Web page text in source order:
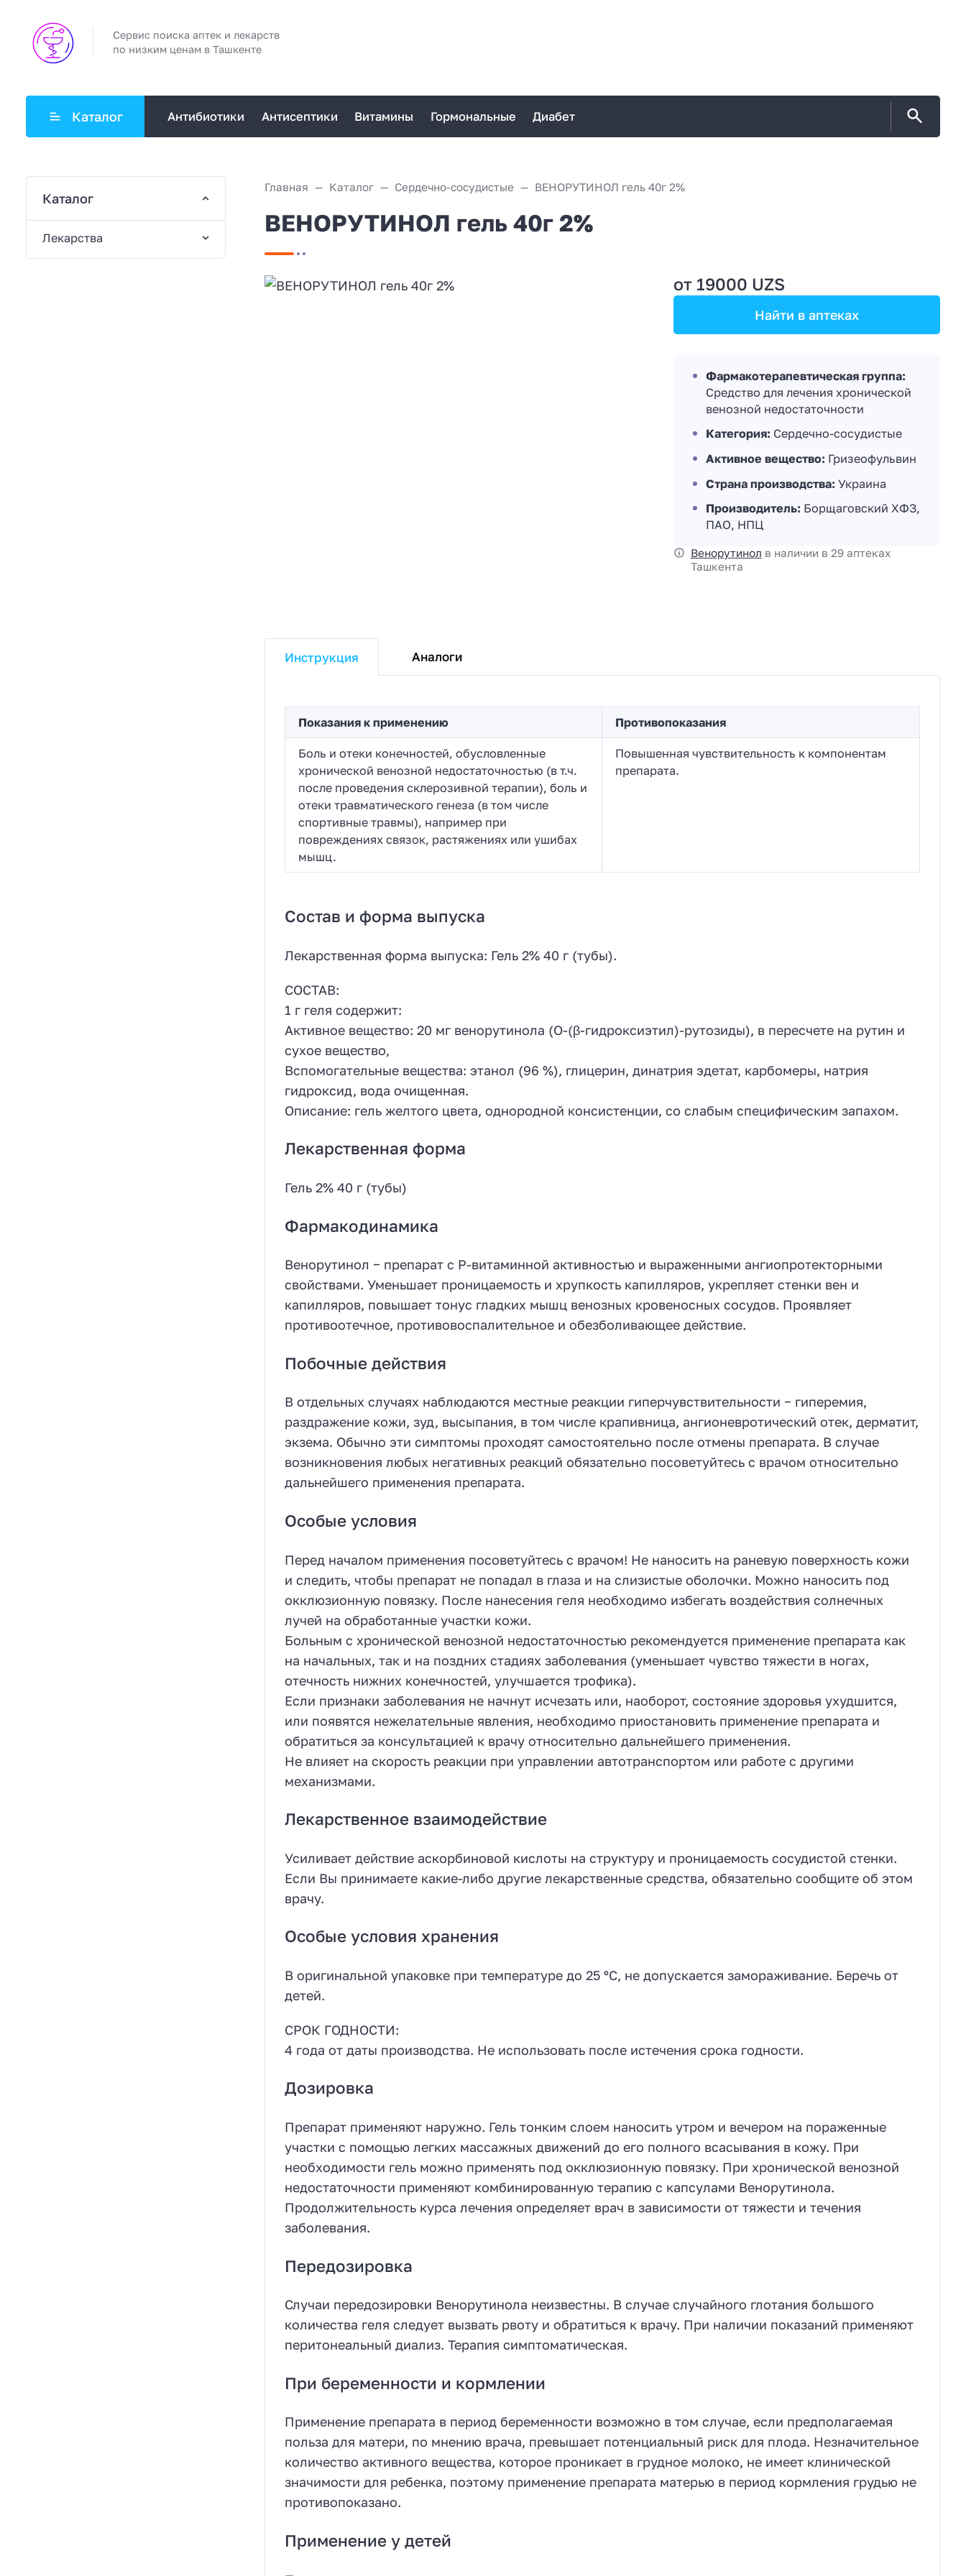
Сервис поиска аптек и лекарств
по низким ценам в Ташкенте
Каталог Антибиотики Антисептики Витамины Гормональные Диабет
Главная Каталог Сердечно-сосудистые ВЕНОРУТИНОЛ гель 40г 2%
ВЕНОРУТИНОЛ гель 40г 2%
от 19000 UZS
Найти в аптеках
Фармакотерапевтическая группа:
Средство для лечения хронической
венозной недостаточности
Категория: Сердечно-сосудистые
Активное вещество: Гризеофульвин
Страна производства: Украина
Производитель: Борщаговский ХФЗ,
ПАО, НПЦ
Венорутинол в наличии в 29 аптеках
Ташкента
Инструкция Аналоги
Показания к применению Противопоказания
Боль и отеки конечностей, обусловленные
хронической венозной недостаточностью (в т.ч.
после проведения склерозивной терапии), боль и
отеки травматического генеза (в том числе
спортивные травмы), например при
повреждениях связок, растяжениях или ушибах
мышц.
Повышенная чувствительность к компонентам
препарата.
Состав и форма выпуска
Лекарственная форма выпуска: Гель 2% 40 г (тубы).
СОСТАВ:
1 г геля содержит:
Активное вещество: 20 мг венорутинола (О-(β-гидроксиэтил)-рутозиды), в пересчете на рутин и
сухое вещество,
Вспомогательные вещества: этанол (96 %), глицерин, динатрия эдетат, карбомеры, натрия
гидроксид, вода очищенная.
Описание: гель желтого цвета, однородной консистенции, со слабым специфическим запахом.
Лекарственная форма
Гель 2% 40 г (тубы)
Фармакодинамика
Венорутинол − препарат с Р-витаминной активностью и выраженными ангиопротекторными
свойствами. Уменьшает проницаемость и хрупкость капилляров, укрепляет стенки вен и
капилляров, повышает тонус гладких мышц венозных кровеносных сосудов. Проявляет
противоотечное, противовоспалительное и обезболивающее действие.
Побочные действия
В отдельных случаях наблюдаются местные реакции гиперчувствительности − гиперемия,
раздражение кожи, зуд, высыпания, в том числе крапивница, ангионевротический отек, дерматит,
экзема. Обычно эти симптомы проходят самостоятельно после отмены препарата. В случае
возникновения любых негативных реакций обязательно посоветуйтесь с врачом относительно
дальнейшего применения препарата.
Особые условия
Перед началом применения посоветуйтесь с врачом! Не наносить на раневую поверхность кожи
и следить, чтобы препарат не попадал в глаза и на слизистые оболочки. Можно наносить под
окклюзионную повязку. После нанесения геля необходимо избегать воздействия солнечных
лучей на обработанные участки кожи.
Больным с хронической венозной недостаточностью рекомендуется применение препарата как
на начальных, так и на поздних стадиях заболевания (уменьшает чувство тяжести в ногах,
отечность нижних конечностей, улучшается трофика).
Если признаки заболевания не начнут исчезать или, наоборот, состояние здоровья ухудшится,
или появятся нежелательные явления, необходимо приостановить применение препарата и
обратиться за консультацией к врачу относительно дальнейшего применения.
Не влияет на скорость реакции при управлении автотранспортом или работе с другими
механизмами.
Лекарственное взаимодействие
Усиливает действие аскорбиновой кислоты на структуру и проницаемость сосудистой стенки.
Если Вы принимаете какие-либо другие лекарственные средства, обязательно сообщите об этом
врачу.
Особые условия хранения
В оригинальной упаковке при температуре до 25 ºС, не допускается замораживание. Беречь от
детей.
СРОК ГОДНОСТИ:
4 года от даты производства. Не использовать после истечения срока годности.
Дозировка
Препарат применяют наружно. Гель тонким слоем наносить утром и вечером на пораженные
участки с помощью легких массажных движений до его полного всасывания в кожу. При
необходимости гель можно применять под окклюзионную повязку. При хронической венозной
недостаточности применяют комбинированную терапию с капсулами Венорутинола.
Продолжительность курса лечения определяет врач в зависимости от тяжести и течения
заболевания.
Передозировка
Случаи передозировки Венорутинола неизвестны. В случае случайного глотания большого
количества геля следует вызвать рвоту и обратиться к врачу. При наличии показаний применяют
перитонеальный диализ. Терапия симптоматическая.
При беременности и кормлении
Применение препарата в период беременности возможно в том случае, если предполагаемая
польза для матери, по мнению врача, превышает потенциальный риск для плода. Незначительное
количество активного вещества, которое проникает в грудное молоко, не имеет клинической
значимости для ребенка, поэтому применение препарата матерью в период кормления грудью не
противопоказано.
Применение у детей
Каталог
Лекарства